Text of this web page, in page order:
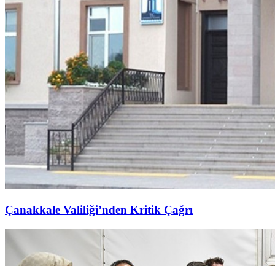
Çanakkale Valiliği’nden Kritik Çağrı